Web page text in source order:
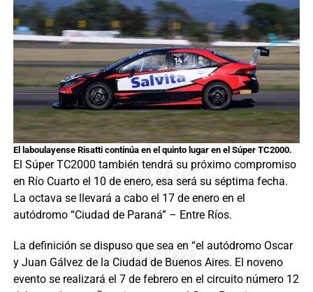
El laboulayense Risatti continúa en el quinto lugar en el Súper TC2000.
El Súper TC2000 también tendrá su próximo compromiso
en Río Cuarto el 10 de enero, esa será su séptima fecha.
La octava se llevará a cabo el 17 de enero en el
autódromo “Ciudad de Paraná” – Entre Ríos.
La definición se dispuso que sea en “el autódromo Oscar
y Juan Gálvez de la Ciudad de Buenos Aires. El noveno
evento se realizará el 7 de febrero en el circuito número 12